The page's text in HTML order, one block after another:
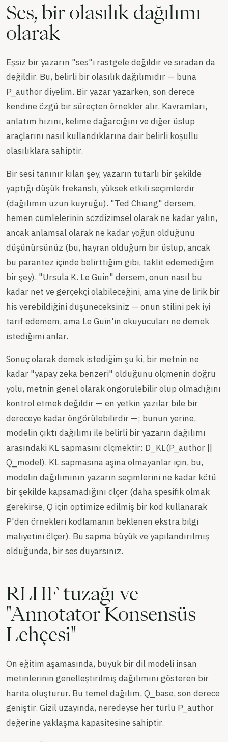
Ses, bir olasılık dağılımı
olarak
Eşsiz bir yazarın "ses"i rastgele değildir ve sıradan da
değildir. Bu, belirli bir olasılık dağılımıdır — buna
P_author diyelim. Bir yazar yazarken, son derece
kendine özgü bir süreçten örnekler alır. Kavramları,
anlatım hızını, kelime dağarcığını ve diğer üslup
araçlarını nasıl kullandıklarına dair belirli koşullu
olasılıklara sahiptir.
Bir sesi tanınır kılan şey, yazarın tutarlı bir şekilde
yaptığı düşük frekanslı, yüksek etkili seçimlerdir
(dağılımın uzun kuyruğu). "Ted Chiang" dersem,
hemen cümlelerinin sözdizimsel olarak ne kadar yalın,
ancak anlamsal olarak ne kadar yoğun olduğunu
düşünürsünüz (bu, hayran olduğum bir üslup, ancak
bu parantez içinde belirttiğim gibi, taklit edemediğim
bir şey). "Ursula K. Le Guin" dersem, onun nasıl bu
kadar net ve gerçekçi olabileceğini, ama yine de lirik bir
his verebildiğini düşüneceksiniz — onun stilini pek iyi
tarif edemem, ama Le Guin'in okuyucuları ne demek
istediğimi anlar.
Sonuç olarak demek istediğim şu ki, bir metnin ne
kadar "yapay zeka benzeri" olduğunu ölçmenin doğru
yolu, metnin genel olarak öngörülebilir olup olmadığını
kontrol etmek değildir — en yetkin yazılar bile bir
dereceye kadar öngörülebilirdir —; bunun yerine,
modelin çıktı dağılımı ile belirli bir yazarın dağılımı
arasındaki KL sapmasını ölçmektir: D_KL(P_author ||
Q_model). KL sapmasına aşina olmayanlar için, bu,
modelin dağılımının yazarın seçimlerini ne kadar kötü
bir şekilde kapsamadığını ölçer (daha spesifik olmak
gerekirse, Q için optimize edilmiş bir kod kullanarak
P'den örnekleri kodlamanın beklenen ekstra bilgi
maliyetini ölçer). Bu sapma büyük ve yapılandırılmış
olduğunda, bir ses duyarsınız.
RLHF tuzağı ve
"Annotator Konsensüs
Lehçesi"
Ön eğitim aşamasında, büyük bir dil modeli insan
metinlerinin genelleştirilmiş dağılımını gösteren bir
harita oluşturur. Bu temel dağılım, Q_base, son derece
geniştir. Gizil uzayında, neredeyse her türlü P_author
değerine yaklaşma kapasitesine sahiptir.